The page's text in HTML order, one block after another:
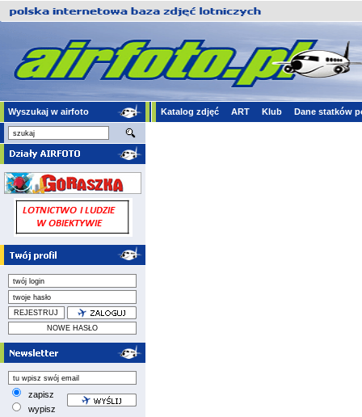
Wyszukaj w airfoto Katalog zdjęć ART Klub Dane statków
zapisz
wypisz